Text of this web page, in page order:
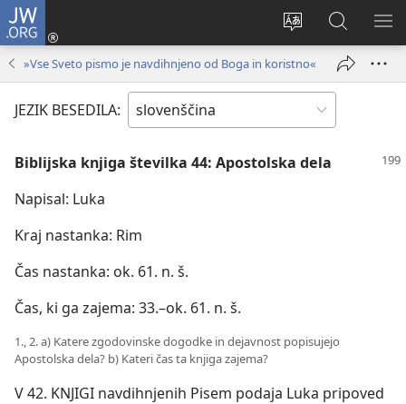
JW.ORG
Spremeni
jezik
spletnega
mesta
Prijava
(odpre
novo
Iskanje
po
JW.ORG
»Vse Sveto pismo je navdihnjeno od Boga in koristno«
JEZIK BESEDILA:
Biblijska knjiga številka 44: Apostolska dela
Napisal: Luka
Kraj nastanka: Rim
Čas nastanka: ok. 61. n. š.
Čas, ki ga zajema: 33.–ok. 61. n. š.
1., 2. a) Katere zgodovinske dogodke in dejavnost popisujejo
Apostolska dela? b) Kateri čas ta knjiga zajema?
V 42. KNJIGI navdihnjenih Pisem podaja Luka pripoved